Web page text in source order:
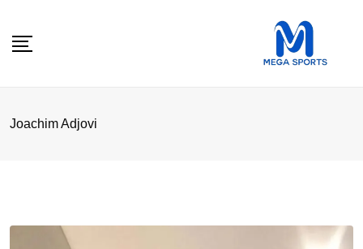
Joachim Adjovi